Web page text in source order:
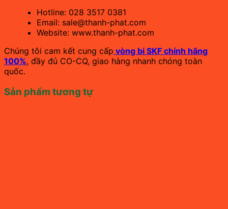
Hotline: 028 3517 0381
Email: sale@thanh-phat.com
Website: www.thanh-phat.com
Chúng tôi cam kết cung cấp vòng bi SKF chính hãng
100%, đầy đủ CO-CQ, giao hàng nhanh chóng toàn
quốc.
Sản phẩm tương tự